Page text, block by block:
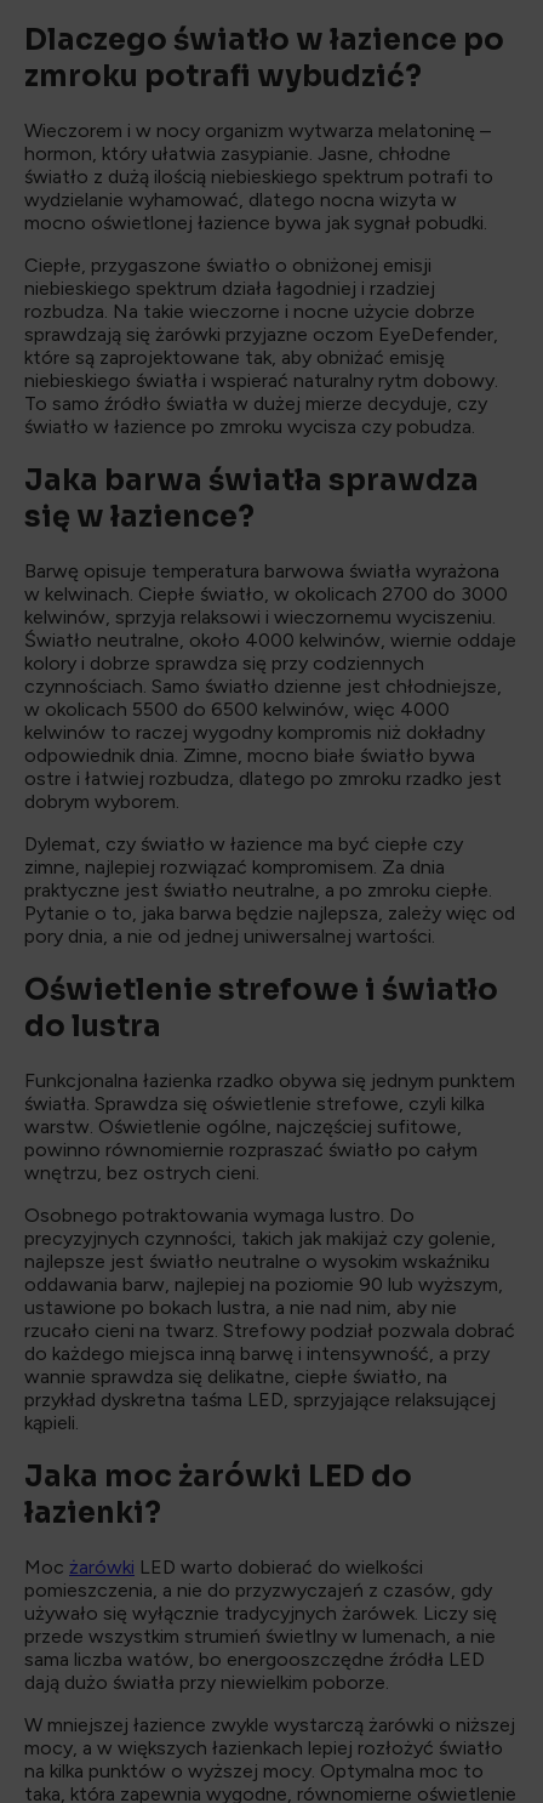
Dlaczego światło w łazience po
zmroku potrafi wybudzić?
Wieczorem i w nocy organizm wytwarza melatoninę –
hormon, który ułatwia zasypianie. Jasne, chłodne
światło z dużą ilością niebieskiego spektrum potrafi to
wydzielanie wyhamować, dlatego nocna wizyta w
mocno oświetlonej łazience bywa jak sygnał pobudki.
Ciepłe, przygaszone światło o obniżonej emisji
niebieskiego spektrum działa łagodniej i rzadziej
rozbudza. Na takie wieczorne i nocne użycie dobrze
sprawdzają się żarówki przyjazne oczom EyeDefender,
które są zaprojektowane tak, aby obniżać emisję
niebieskiego światła i wspierać naturalny rytm dobowy.
To samo źródło światła w dużej mierze decyduje, czy
światło w łazience po zmroku wycisza czy pobudza.
Jaka barwa światła sprawdza
się w łazience?
Barwę opisuje temperatura barwowa światła wyrażona
w kelwinach. Ciepłe światło, w okolicach 2700 do 3000
kelwinów, sprzyja relaksowi i wieczornemu wyciszeniu.
Światło neutralne, około 4000 kelwinów, wiernie oddaje
kolory i dobrze sprawdza się przy codziennych
czynnościach. Samo światło dzienne jest chłodniejsze,
w okolicach 5500 do 6500 kelwinów, więc 4000
kelwinów to raczej wygodny kompromis niż dokładny
odpowiednik dnia. Zimne, mocno białe światło bywa
ostre i łatwiej rozbudza, dlatego po zmroku rzadko jest
dobrym wyborem.
Dylemat, czy światło w łazience ma być ciepłe czy
zimne, najlepiej rozwiązać kompromisem. Za dnia
praktyczne jest światło neutralne, a po zmroku ciepłe.
Pytanie o to, jaka barwa będzie najlepsza, zależy więc od
pory dnia, a nie od jednej uniwersalnej wartości.
Oświetlenie strefowe i światło
do lustra
Funkcjonalna łazienka rzadko obywa się jednym punktem
światła. Sprawdza się oświetlenie strefowe, czyli kilka
warstw. Oświetlenie ogólne, najczęściej sufitowe,
powinno równomiernie rozpraszać światło po całym
wnętrzu, bez ostrych cieni.
Osobnego potraktowania wymaga lustro. Do
precyzyjnych czynności, takich jak makijaż czy golenie,
najlepsze jest światło neutralne o wysokim wskaźniku
oddawania barw, najlepiej na poziomie 90 lub wyższym,
ustawione po bokach lustra, a nie nad nim, aby nie
rzucało cieni na twarz. Strefowy podział pozwala dobrać
do każdego miejsca inną barwę i intensywność, a przy
wannie sprawdza się delikatne, ciepłe światło, na
przykład dyskretna taśma LED, sprzyjające relaksującej
kąpieli.
Jaka moc żarówki LED do
łazienki?
Moc żarówki LED warto dobierać do wielkości
pomieszczenia, a nie do przyzwyczajeń z czasów, gdy
używało się wyłącznie tradycyjnych żarówek. Liczy się
przede wszystkim strumień świetlny w lumenach, a nie
sama liczba watów, bo energooszczędne źródła LED
dają dużo światła przy niewielkim poborze.
W mniejszej łazience zwykle wystarczą żarówki o niższej
mocy, a w większych łazienkach lepiej rozłożyć światło
na kilka punktów o wyższej mocy. Optymalna moc to
taka, która zapewnia wygodne, równomierne oświetlenie